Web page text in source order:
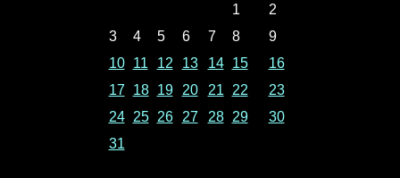
1
2
3
4 5 6 7 8
9
10
11 12 13 14 15
16
17
18 19 20 21 22
23
24
25 26 27 28 29
30
31